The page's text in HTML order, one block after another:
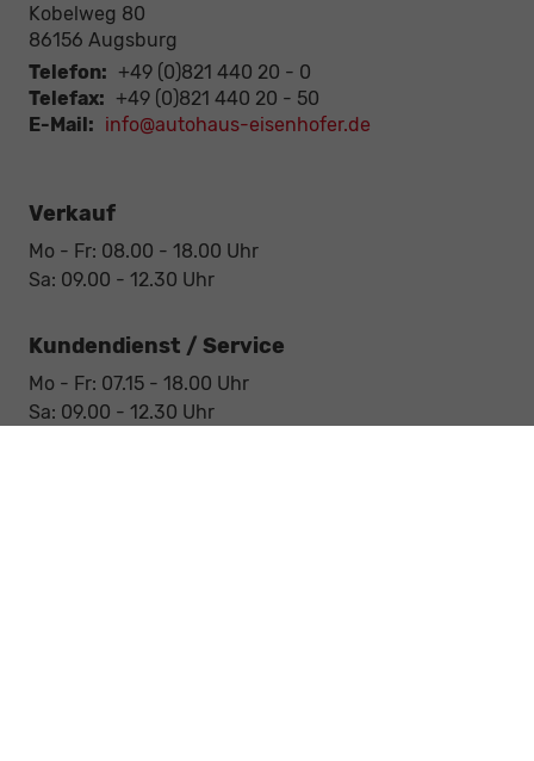
Kobelweg 80
86156 Augsburg
Telefon: +49 (0)821 440 20 - 0
Telefax: +49 (0)821 440 20 - 50
E-Mail: info@autohaus-eisenhofer.de
Verkauf
Mo - Fr: 08.00 - 18.00 Uhr
Sa: 09.00 - 12.30 Uhr
Kundendienst / Service
Mo - Fr: 07.15 - 18.00 Uhr
Sa: 09.00 - 12.30 Uhr